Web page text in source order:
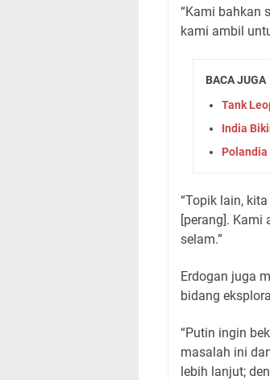
“Kami bahkan
kami ambil
BACA JUGA
Tank
India
Polandia
“Topik lain,
[perang]. Kami
selam.”
Erdogan juga
bidang
“Putin ingin
masalah ini
lebih lanjut;